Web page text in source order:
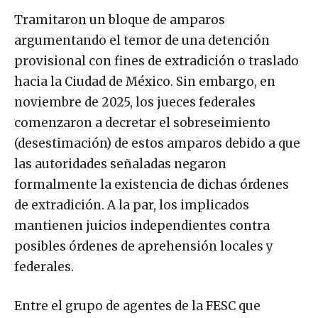
Tramitaron un bloque de amparos
argumentando el temor de una detención
provisional con fines de extradición o traslado
hacia la Ciudad de México. Sin embargo, en
noviembre de 2025, los jueces federales
comenzaron a decretar el sobreseimiento
(desestimación) de estos amparos debido a que
las autoridades señaladas negaron
formalmente la existencia de dichas órdenes
de extradición. A la par, los implicados
mantienen juicios independientes contra
posibles órdenes de aprehensión locales y
federales.
Entre el grupo de agentes de la FESC que